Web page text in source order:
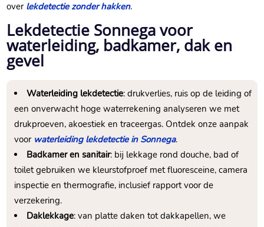
over lekdetectie zonder hakken.
Lekdetectie Sonnega voor
waterleiding, badkamer, dak en
gevel
Waterleiding lekdetectie: drukverlies, ruis op de leiding of
een onverwacht hoge waterrekening analyseren we met
drukproeven, akoestiek en traceergas. Ontdek onze aanpak
voor waterleiding lekdetectie in Sonnega.
Badkamer en sanitair: bij lekkage rond douche, bad of
toilet gebruiken we kleurstofproef met fluoresceine, camera
inspectie en thermografie, inclusief rapport voor de
verzekering.
Daklekkage: van platte daken tot dakkapellen, we